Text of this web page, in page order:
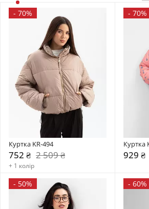
- 70%
Куртка KR-494
752 ₴ 2 509 ₴
+ 1 колір
- 70%
Куртка
929 ₴
- 50% - 60%